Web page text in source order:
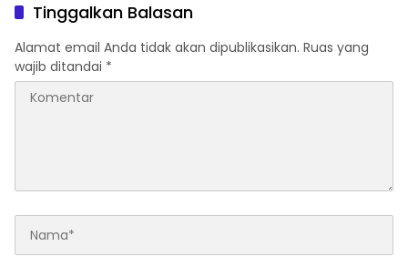
Tinggalkan Balasan
Alamat email Anda tidak akan dipublikasikan. Ruas yang
wajib ditandai *